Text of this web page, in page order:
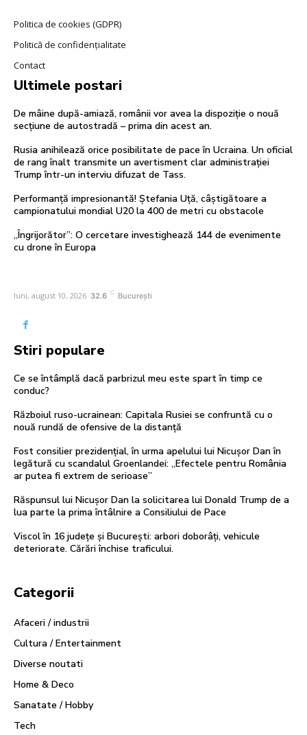
Politica de cookies (GDPR)
Politică de confidențialitate
Contact
Ultimele postari
De mâine după-amiază, românii vor avea la dispoziție o nouă
secțiune de autostradă – prima din acest an.
Rusia anihilează orice posibilitate de pace în Ucraina. Un oficial
de rang înalt transmite un avertisment clar administrației
Trump într-un interviu difuzat de Tass.
Performanță impresionantă! Ștefania Uță, câștigătoare a
campionatului mondial U20 la 400 de metri cu obstacole
„Îngrijorător”: O cercetare investighează 144 de evenimente
cu drone în Europa
luni, august 10, 2026 32.6 C București
Stiri populare
Ce se întâmplă dacă parbrizul meu este spart în timp ce
conduc?
Războiul ruso-ucrainean: Capitala Rusiei se confruntă cu o
nouă rundă de ofensive de la distanță
Fost consilier prezidențial, în urma apelului lui Nicușor Dan în
legătură cu scandalul Groenlandei: „Efectele pentru România
ar putea fi extrem de serioase”
Răspunsul lui Nicușor Dan la solicitarea lui Donald Trump de a
lua parte la prima întâlnire a Consiliului de Pace
Viscol în 16 județe și București: arbori doborâți, vehicule
deteriorate. Cărări închise traficului.
Categorii
Afaceri / industrii
Cultura / Entertainment
Diverse noutati
Home & Deco
Sanatate / Hobby
Tech